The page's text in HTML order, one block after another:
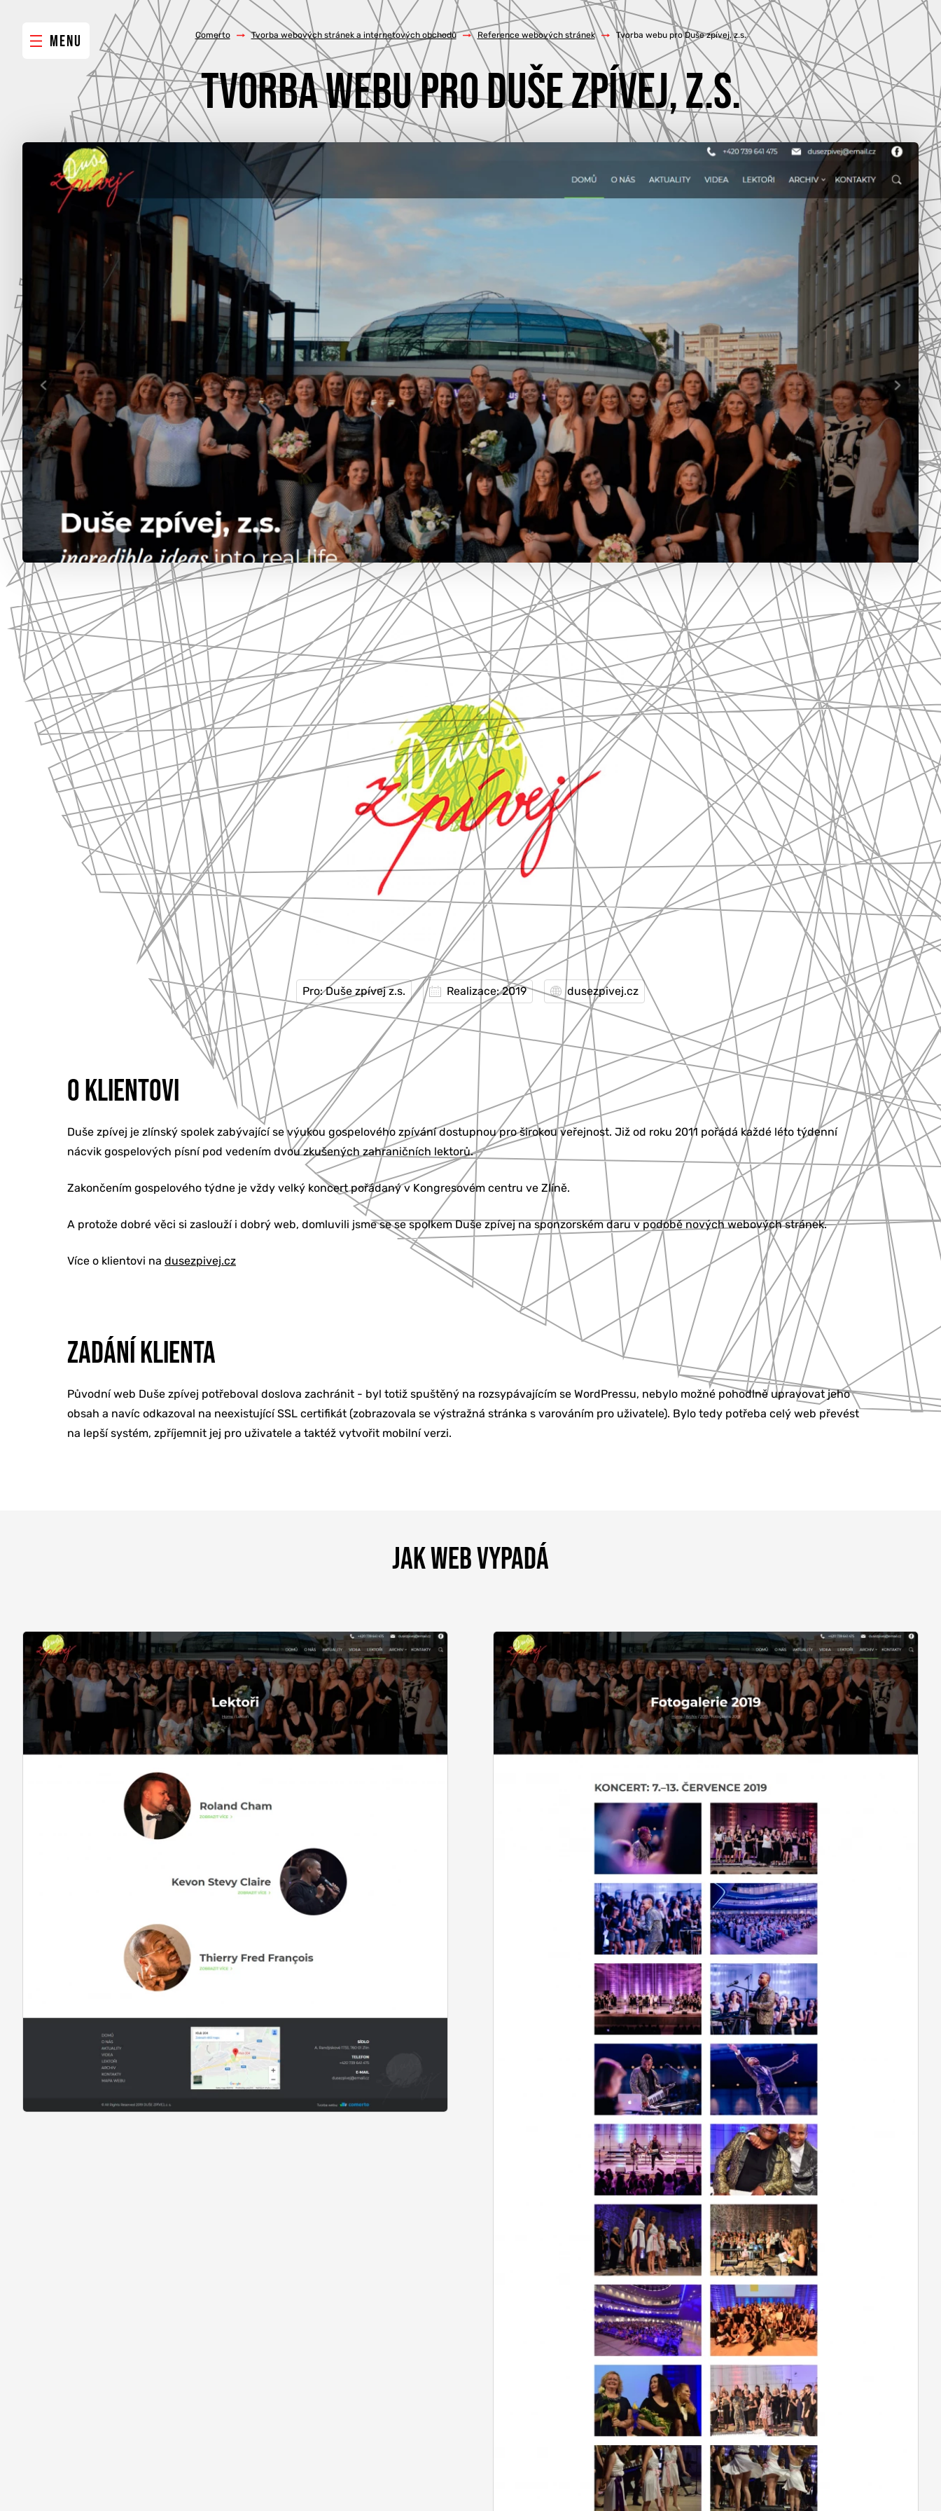
MENU
ONLINE MARKETING
PORADENSTVÍ & ŠKOLENÍ
O NÁS
KONTAKTY
Comerto / Tvorba webových stránek a internetových obchodů / Reference webových stránek / Tvorba webu pro Duše zpívej, z.s.
TVORBA WEBU PRO DUŠE ZPÍVEJ, Z.S.
Pro: Duše zpívej z.s. Realizace: 2019 dusezpivej.cz
O KLIENTOVI
Duše zpívej je zlínský spolek zabývající se výukou gospelového zpívání dostupnou pro širokou veřejnost. Již od roku 2011 pořádá každé léto týdenní
nácvik gospelových písní pod vedením dvou zkušených zahraničních lektorů.
Zakončením gospelového týdne je vždy velký koncert pořádaný v Kongresovém centru ve Zlíně.
A protože dobré věci si zaslouží i dobrý web, domluvili jsme se se spolkem Duše zpívej na sponzorském daru v podobě nových webových stránek.
Více o klientovi na dusezpivej.cz
ZADÁNÍ KLIENTA
Původní web Duše zpívej potřeboval doslova zachránit - byl totiž spuštěný na rozsypávajícím se WordPressu, nebylo možné pohodlně upravovat jeho
obsah a navíc odkazoval na neexistující SSL certifikát (zobrazovala se výstražná stránka s varováním pro uživatele). Bylo tedy potřeba celý web převést
na lepší systém, zpříjemnit jej pro uživatele a taktéž vytvořit mobilní verzi.
JAK WEB VYPADÁ